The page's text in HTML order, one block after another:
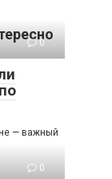
0
— важный
0